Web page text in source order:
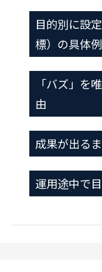
目的別に設
標）の具体例
「バズ」を
由
成果が出る
運用途中で